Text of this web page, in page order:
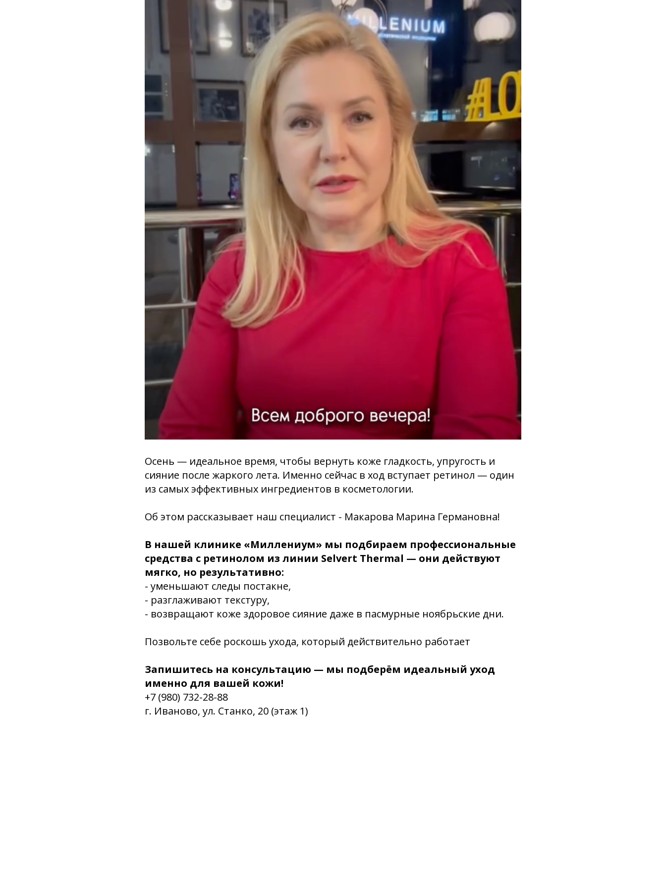
Осень — идеальное время, чтобы вернуть коже гладкость, упругость и
сияние после жаркого лета. Именно сейчас в ход вступает ретинол — один
из самых эффективных ингредиентов в косметологии.
Об этом рассказывает наш специалист - Макарова Марина Германовна!
В нашей клинике «Миллениум» мы подбираем профессиональные
средства с ретинолом из линии Selvert Thermal — они действуют
мягко, но результативно:
- уменьшают следы постакне,
- разглаживают текстуру,
- возвращают коже здоровое сияние даже в пасмурные ноябрьские дни.
Позвольте себе роскошь ухода, который действительно работает
Запишитесь на консультацию — мы подберём идеальный уход
именно для вашей кожи!
+7 (980) 732-28-88
г. Иваново, ул. Станко, 20 (этаж 1)